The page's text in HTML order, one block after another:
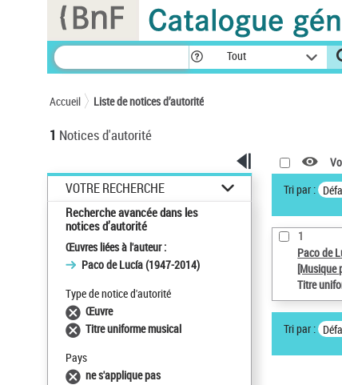
Tout
Accueil Liste de notices d’autorité
1 Notices d'autorité
VOTRE RECHERCHE
Recherche avancée dans les
notices d’autorité
Œuvres liées à l'auteur :
Paco de Lucía (1947-2014)
Type de notice d'autorité
Œuvre
Titre uniforme musical
Pays
ne s'applique pas
Tri par :
1
Paco de
[Musique
Titre
Tri par :
Panneau de gestion des cookies